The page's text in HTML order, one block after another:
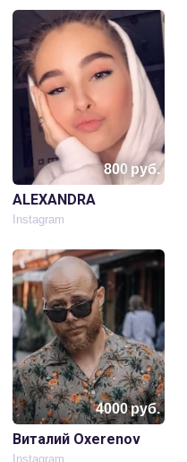
800 руб.
ALEXANDRA
Instagram
4000руб.
Виталий Oxerenov
Instagram